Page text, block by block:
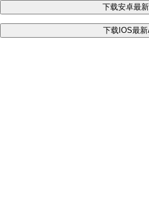
下载安卓最
下载IOS最